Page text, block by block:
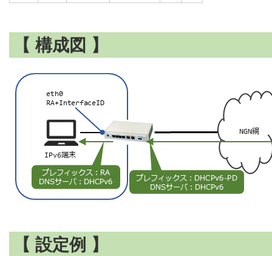
【 構成図 】
【 設定例 】